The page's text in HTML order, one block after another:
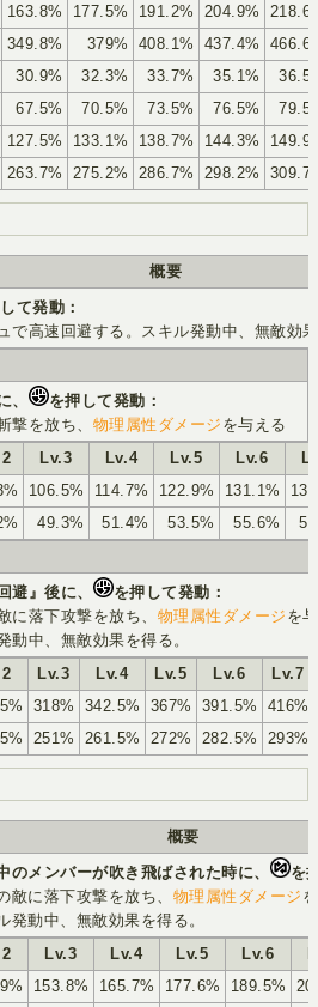
163.8% 177.5% 191.2% 204.9%
349.8% 379% 408.1% 437.4%
30.9% 32.3% 33.7% 35.1%
67.5% 70.5% 73.5% 76.5%
127.5% 133.1% 138.7% 144.3%
263.7% 275.2% 286.7% 298.2%
概要
て発動：
で高速回避する。スキル発動中、無敵効
、
を押して発動：
撃を放ち、 物理属性ダメージ を与える
Lv.3 Lv.4 Lv.5 Lv.6
106.5% 114.7% 122.9% 131.1%
49.3% 51.4% 53.5% 55.6%
避』後に、
を押して発動：
に落下攻撃を放ち、 物理属性ダメージ を
動中、無敵効果を得る。
Lv.3 Lv.4 Lv.5 Lv.6
Lv.7
318% 342.5% 367% 391.5%
416%
251% 261.5% 272% 282.5% 293%
概要
のメンバーが吹き飛ばされた時に、
を
敵に落下攻撃を放ち、 物理属性ダメージ
発動中、無敵効果を得る。
Lv.3 Lv.4 Lv.5 Lv.6
153.8% 165.7% 177.6% 189.5%